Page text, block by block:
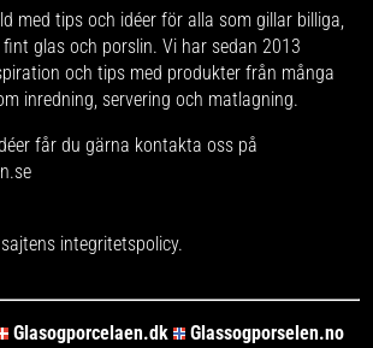
med tips och idéer för alla som gillar billiga,
glas och porslin. Vi har sedan 2013
och tips med produkter från många
inredning, servering och matlagning.
får du gärna kontakta oss på
sajtens integritetspolicy.
Glasogporcelaen.dk Glassogporselen.no